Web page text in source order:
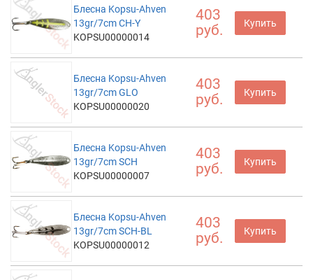
Блесна Kopsu-Ahven
13gr/7cm CH-Y
KOPSU00000014
403
руб.
Купить
Блесна Kopsu-Ahven
13gr/7cm GLO
KOPSU00000020
403
руб.
Купить
Блесна Kopsu-Ahven
13gr/7cm SCH
KOPSU00000007
403
руб.
Купить
Блесна Kopsu-Ahven
13gr/7cm SCH-BL
KOPSU00000012
403
руб.
Купить